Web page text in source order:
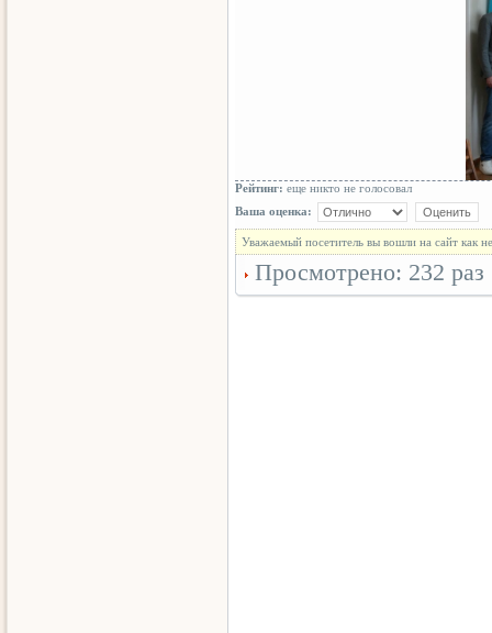
Рейтинг: еще никто не голосовал
Ваша оценка:
Уважаемый посетитель вы вошли на сайт как
Просмотрено: 232 раз